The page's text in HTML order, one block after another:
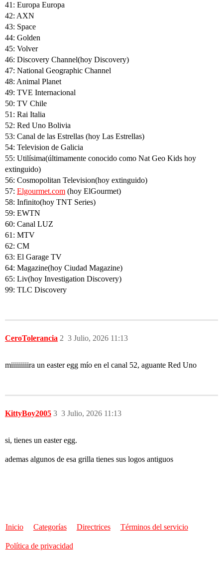
41: Europa Europa
42: AXN
43: Space
44: Golden
45: Volver
46: Discovery Channel(hoy Discovery)
47: National Geographic Channel
48: Animal Planet
49: TVE Internacional
50: TV Chile
51: Rai Italia
52: Red Uno Bolivia
53: Canal de las Estrellas (hoy Las Estrellas)
54: Television de Galicia
55: Utilísima(últimamente conocido como Nat Geo Kids hoy
extinguido)
56: Cosmopolitan Television(hoy extinguido)
57: Elgourmet.com (hoy ElGourmet)
58: Infinito(hoy TNT Series)
59: EWTN
60: Canal LUZ
61: MTV
62: CM
63: El Garage TV
64: Magazine(hoy Ciudad Magazine)
65: Liv(hoy Investigation Discovery)
99: TLC Discovery
CeroTolerancia 3 Julio, 2026 11:13
2
miiiiiiiiira un easter egg mío en el canal 52, aguante Red Uno
KittyBoy2005 3 Julio, 2026 11:13
3
si, tienes un easter egg.
ademas algunos de esa grilla tienes sus logos antiguos
Inicio Categorías Directrices Términos del servicio
Política de privacidad